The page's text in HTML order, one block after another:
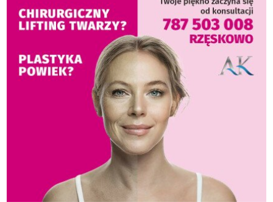
REDAKCJA
REGULAMIN